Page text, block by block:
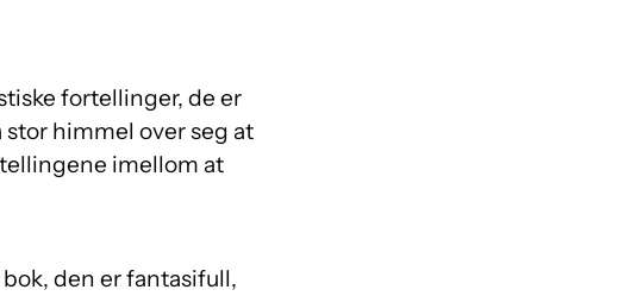
fortellinger, de er
himmel over seg at
imellom at
den er fantasifull,